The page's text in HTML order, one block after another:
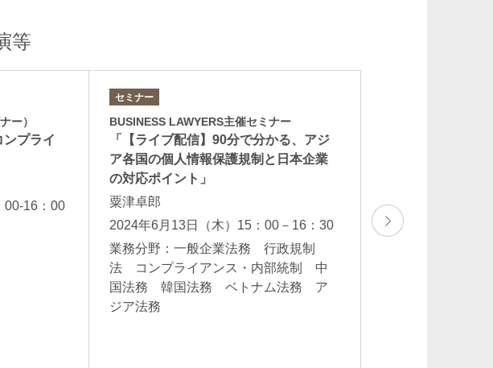
等
ー）
ンプライ
16：00
セミナー
BUSINESS LAWYERS主催セミナー
「【ライブ配信】90分で分かる、アジ
ア各国の個人情報保護規制と日本企業
の対応ポイント」
粟津卓郎
2024年6月13日（木）15：00－16：30
業務分野：一般企業法務 行政規制
法 コンプライアンス・内部統制 中
国法務 韓国法務 ベトナム法務 ア
ジア法務
2024年1月24日（
業務分野：アジ